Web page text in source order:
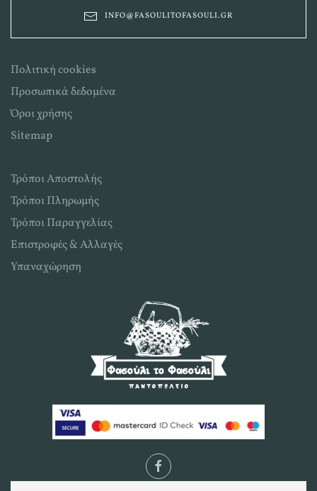
INFO@FASOULITOFASOULI.GR
Πολιτική cookies
Προσωπικά δεδομένα
Όροι χρήσης
Sitemap
Τρόποι Αποστολής
Τρόποι Πληρωμής
Τρόποι Παραγγελίας
Επιστροφές & Αλλαγές
Υπαναχώρηση